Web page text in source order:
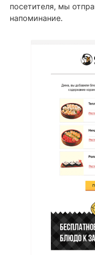
посетителя, мы
напоминание.